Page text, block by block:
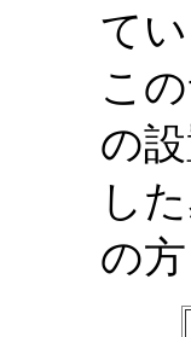
て
こ
の
し
の